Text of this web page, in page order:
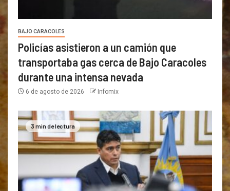
BAJO CARACOLES
Policías asistieron a un camión que
transportaba gas cerca de Bajo Caracoles
durante una intensa nevada
6 de agosto de 2026 Infomix
3 min de lectura